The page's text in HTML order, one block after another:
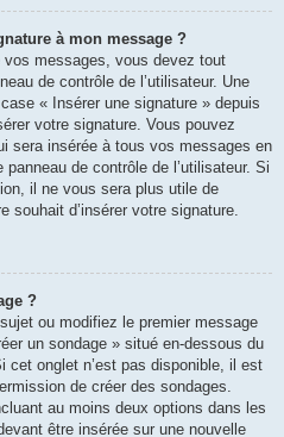
à mon message ?
vos messages, vous devez tout
de contrôle de l’utilisateur. Une
« Insérer une signature » depuis
votre signature. Vous pouvez
sera insérée à tous vos messages en
de contrôle de l’utilisateur. Si
il ne vous sera plus utile de
souhait d’insérer votre signature.
?
ou modifiez le premier message
un sondage » situé en-dessous du
cet onglet n’est pas disponible, il est
de créer des sondages.
au moins deux options dans les
être insérée sur une nouvelle